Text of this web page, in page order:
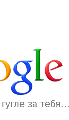
за тебя...